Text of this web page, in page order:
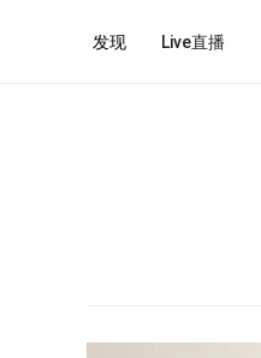
发现 Live直播